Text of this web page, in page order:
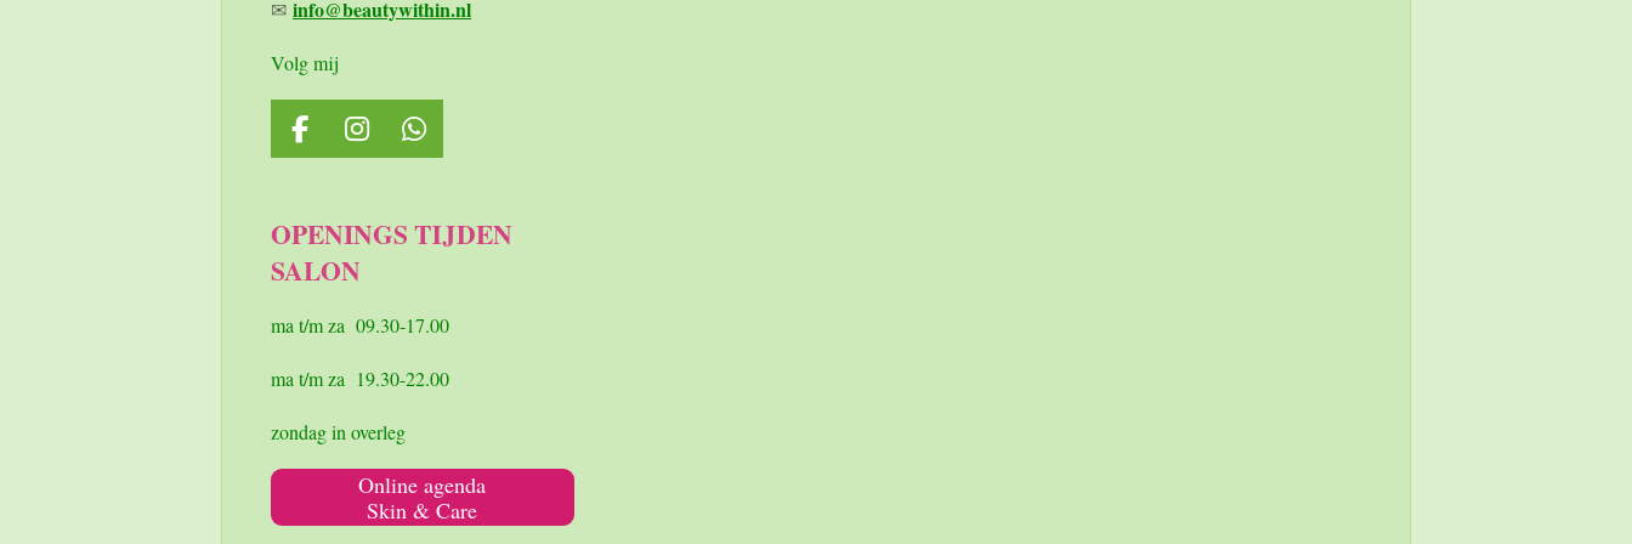
✉ info@beautywithin.nl
Volg mij
F
a
b
o
k
I
n
a
g
r
a
m
W
h
s
p
OPENINGS TIJDEN
SALON
ma t/m za 09.30-17.00
ma t/m za 19.30-22.00
zondag in overleg
Online agenda
Skin & Care